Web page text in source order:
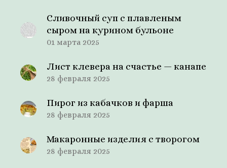
Сливочный суп с плавленым
сыром на курином бульоне
01 марта 2025
Лист клевера на счастье — канапе
28 февраля 2025
Пирог из кабачков и фарша
28 февраля 2025
Макаронные изделия с творогом
28 февраля 2025